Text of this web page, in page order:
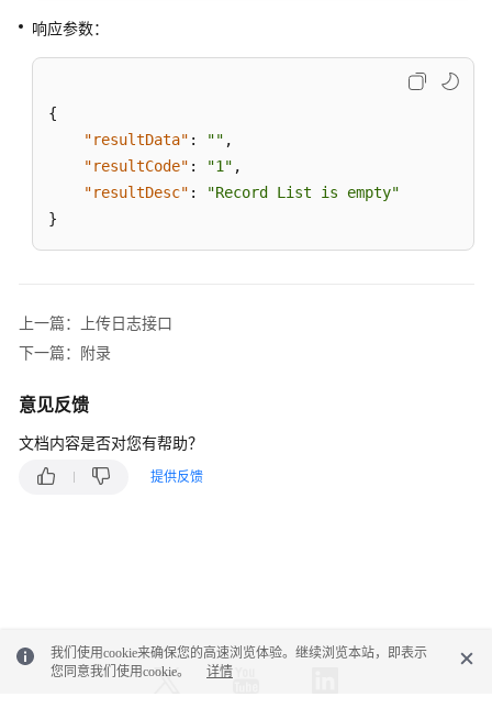
查
关
护
接
呼
任
响应参数：
{
"resultData" : "" ,
"resultCode" : "1" ,
"resultDesc" :
"Record List is empty"
}
上一篇：上传日志接口
下一篇：附录
意见反馈
文档内容是否对您有帮助？
提供反馈
我们使用cookie来确保您的高速浏览体验。继续浏览本站，即表示
您同意我们使用cookie。
详情